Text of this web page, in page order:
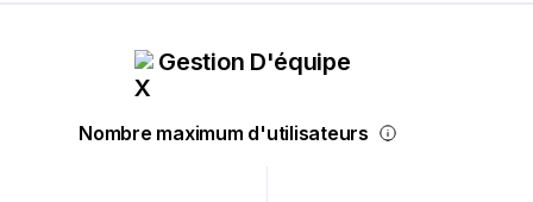
Gestion D'équipe
Nombre maximum d'utilisateurs